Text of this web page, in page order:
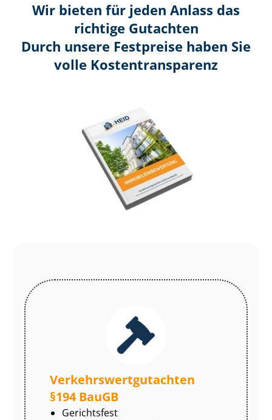
Wir bieten für jeden Anlass das
richtige Gutachten
Durch unsere Festpreise haben Sie
volle Kosten­transparenz
Ver­kehrs­wert­gut­ach­ten
§194 BauGB
Gerichtsfest